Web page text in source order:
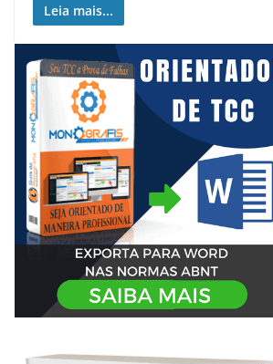
Leia mais...